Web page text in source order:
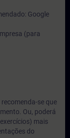
Google
(para
se que
Ou, poderá
mais
do